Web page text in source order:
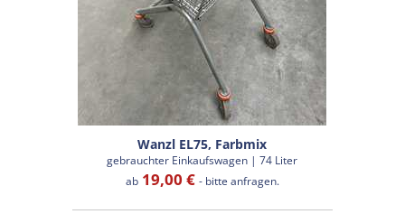
Wanzl EL75, Farbmix
gebrauchter Einkaufswagen | 74 Liter
ab19,00 € - bitte anfragen.